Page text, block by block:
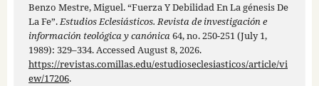
Benzo Mestre, Miguel. “Fuerza Y Debilidad En La génesis De
La Fe”.Estudios Eclesiásticos. Revista de investigación e
información teológica y canónica64, no. 250-251 (July 1,
1989): 329–334. Accessed August 8, 2026.
https://revistas.comillas.edu/estudioseclesiasticos/article/vi
ew/17206.